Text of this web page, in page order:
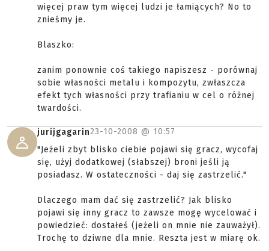
więcej praw tym więcej ludzi je łamiących? No to
znieśmy je.
Blaszko:
zanim ponownie coś takiego napiszesz - porównaj
sobie własności metalu i kompozytu, zwłaszcza
efekt tych własności przy trafianiu w cel o różnej
twardości.
jurijgagarin23-10-2008 @ 10:57
"Jeżeli zbyt blisko ciebie pojawi się gracz, wycofaj
się, użyj dodatkowej (słabszej) broni jeśli ją
posiadasz. W ostateczności - daj się zastrzelić."
Dlaczego mam dać się zastrzelić? Jak blisko
pojawi się inny gracz to zawsze mogę wycelować i
powiedzieć: dostałeś (jeżeli on mnie nie zauważył).
Trochę to dziwne dla mnie. Reszta jest w miarę ok.